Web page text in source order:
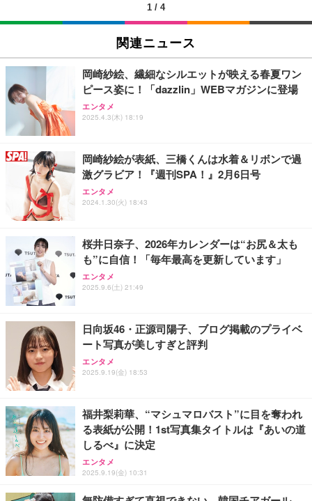
Grithope イヤホン タイプC【2026新モデル 耐久
重低音 遅延なし
￥949
Lightning to 3.5mm イヤホンジャック 変換 MFi認
証 【ハイレゾ音質】 内蔵DAC 遅延なし 48ビット/9
6KHz 音量調節対応
【HIFI音質】iphone イヤホンジャック ライトニン
グ イヤホン 変換 MFI認証 4極 内蔵DAC 遅延なし 音
量調節/音楽
寝ホン 睡眠用イヤホン 寝ながら 痛くない 超軽量2.8
g ASMR推薦 ワイヤレス Bluetooth6.1 柔軟性高 安
眠 仕事 ブルー
モバイルバッテリー 大容量 30000mAh 【22.5W/20
ッテリー 5台同時充電 Type-C出力 スマホ 充電器 LC
D残量表示 LEDライト付き ストラップ付き 持ち運び
携帯充電器 停電対策 アウトドア/旅行/出張/防災/緊
急用 iOS/Android各種他対応 機内持込可 (高級白い)
￥2,469
エレコム 充電器 Type-C USB-C 20W USB PD対応 1
ポート PSE認証品 GaN採用 折りたたみ式プラグ ホ
ワイト 【 iPhone16 15 等対応】 EC-AC6820WH
エレコム 充電器 40W 2ポート Type-C USB PD対応
PPS対応 GaN II採用 折りたたみ式プラグ ホワイト
EC-AC10640WH
エレコム 65W 充電器 Type-C コンセント 急速 PD対
応 スイング式プラグ採用 PSE技術基準適合 ブラッ
ク EC-AC12465BK
エレコム ワイヤレスマウス Bluetooth EX-G 握りの
ガンメタリック M-XGM15BBSGM/EC
￥1,890
HP 有線 マウス HP 100G
エレコム ワイヤレスマウス 静音 Slint Bluetooth 無
線2.4GHz 3台マルチペアリング 薄型 軽量 充電式 M
サイズ ブラック M-TM25MBMSABK
マウス 無線 静音 ワイヤレスマウス Bluetooth 5.4 2.
4GHz Type-C 充電式 無線マウス 薄型 3段階DPI切替
1 / 4
関連ニュース
岡崎紗絵、繊細なシルエットが映える春夏ワン
ピース姿に！「dazzlin」WEBマガジンに登場
エンタメ
2025.4.3(木) 18:19
岡崎紗絵が表紙、三橋くんは水着＆リボンで過
激グラビア！『週刊SPA！』2月6日号
エンタメ
2024.1.30(火) 18:43
桜井日奈子、2026年カレンダーは“お尻＆太も
も”に自信！「毎年最高を更新しています」
エンタメ
2025.9.6(土) 21:49
日向坂46・正源司陽子、ブログ掲載のプライベ
ート写真が美しすぎと評判
エンタメ
2025.9.19(金) 18:53
福井梨莉華、“マシュマロバスト”に目を奪われ
る表紙が公開！1st写真集タイトルは『あいの道
しるべ』に決定
エンタメ
2025.9.19(金) 10:31